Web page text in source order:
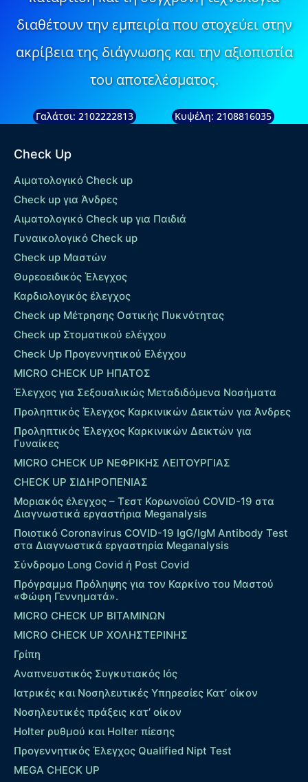
διαθέτουν την εμπειρία που στοχεύει στην
ακρίβεια της διάγνωσης και την αξιοπιστία
του αποτελέσματος.
Γαλάτσι: 2102222813 Κυψέλη: 2108816035
Check Up
Αιματολογικό Check up
Check up για Άνδρες
Αιματολογικό Check up για Παιδιά
Γυναικολογικό Check up
Check up Μαστών
Θυρεοειδικός Έλεγχος
Καρδιολογικός έλεγχος
Check up Mέτρησης Οστικής Πυκνότητας
Check up Στοματικού ελέγχου
Check Up Προγεννητικού Ελέγχου
MICRO CHECK UP HΠΑΤΟΣ
Έλεγχος για Σεξουαλικώς Μεταδιδόμενα Νοσήματα
Προληπτικός Έλεγχος Καρκινικών Δεικτών για Άνδρες
Προληπτικός Έλεγχος Καρκινικών Δεικτών για
Γυναίκες
MICRO CHECK UP ΝΕΦΡΙΚΗΣ ΛΕΙΤΟΥΡΓΙΑΣ
CHECK UP ΣΙΔΗΡΟΠΕΝΙΑΣ
Μοριακός έλεγχος – Τεστ Κορωνοϊού COVID-19 στα
Διαγνωστικά εργαστήρια Meganalysis
Ποιοτικό Coronavirus COVID-19 IgG/IgM Antibody Test
στα Διαγνωστικά εργαστηρία Meganalysis
Σύνδρομο Long Covid ή Post Covid
Πρόγραμμα Πρόληψης για τον Καρκίνο του Μαστού
«Φώφη Γεννηματά».
MICRO CHECK UP ΒΙΤΑΜΙΝΩΝ
MICRO CHECK UP ΧΟΛΗΣΤΕΡΙΝΗΣ
Γρίπη
Αναπνευστικός Συγκυτιακός Ιός
Ιατρικές και Νοσηλευτικές Υπηρεσίες Κατ’ οίκον
Νοσηλευτικές πράξεις κατ’ οίκον
Holter ρυθμού και Holter πίεσης
Προγεννητικός Έλεγχος Qualified Nipt Test
MEGA CHECK UP